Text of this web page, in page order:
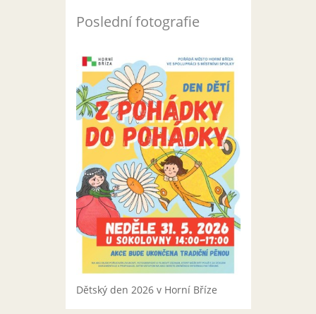
Poslední fotografie
Dětský den 2026 v Horní Bříze